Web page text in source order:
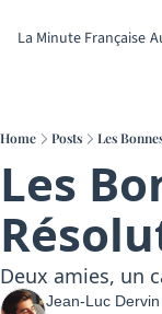
La Minute Française
Home Posts Les
Les
Deux amies, un
Jean-Luc Dervin